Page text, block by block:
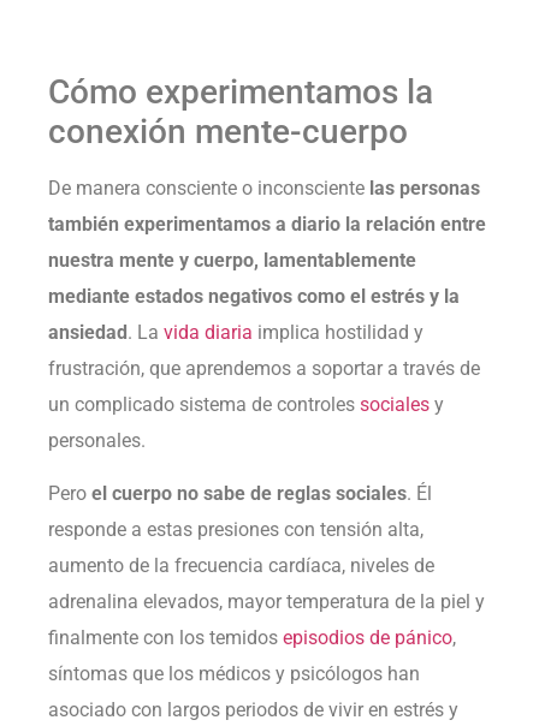
Cómo experimentamos la
conexión mente-cuerpo
De manera consciente o inconsciente las personas
también experimentamos a diario la relación entre
nuestra mente y cuerpo, lamentablemente
mediante estados negativos como el estrés y la
ansiedad. La vida diaria implica hostilidad y
frustración, que aprendemos a soportar a través de
un complicado sistema de controles sociales y
personales.
Pero el cuerpo no sabe de reglas sociales. Él
responde a estas presiones con tensión alta,
aumento de la frecuencia cardíaca, niveles de
adrenalina elevados, mayor temperatura de la piel y
finalmente con los temidos episodios de pánico,
síntomas que los médicos y psicólogos han
asociado con largos periodos de vivir en estrés y